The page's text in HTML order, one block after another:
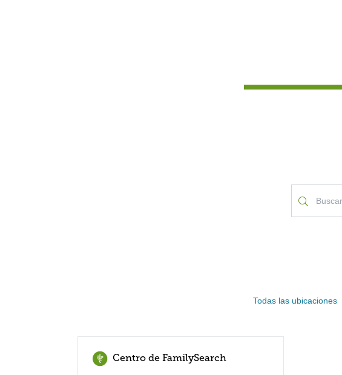
Todas las ubicaciones
Centro de FamilySearch